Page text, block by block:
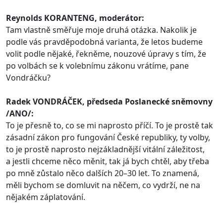
Reynolds KORANTENG, moderátor:
Tam vlastně směřuje moje druhá otázka. Nakolik je
podle vás pravděpodobná varianta, že letos budeme
volit podle nějaké, řekněme, nouzové úpravy s tím, že
po volbách se k volebnímu zákonu vrátíme, pane
Vondráčku?
Radek VONDRÁČEK, předseda Poslanecké sněmovny
/ANO/:
To je přesně to, co se mi naprosto příčí. To je prostě tak
zásadní zákon pro fungování České republiky, ty volby,
to je prostě naprosto nejzákladnější vitální záležitost,
a jestli chceme něco měnit, tak já bych chtěl, aby třeba
po mně zůstalo něco dalších 20–30 let. To znamená,
měli bychom se domluvit na něčem, co vydrží, ne na
nějakém záplatování.